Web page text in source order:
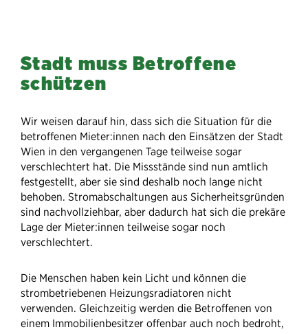
Stadt muss Betroffene
schützen
Wir weisen darauf hin, dass sich die Situation für die
betroffenen Mieter:innen nach den Einsätzen der Stadt
Wien in den vergangenen Tage teilweise sogar
verschlechtert hat. Die Missstände sind nun amtlich
festgestellt, aber sie sind deshalb noch lange nicht
behoben. Stromabschaltungen aus Sicherheitsgründen
sind nachvollziehbar, aber dadurch hat sich die prekäre
Lage der Mieter:innen teilweise sogar noch
verschlechtert.
Die Menschen haben kein Licht und können die
strombetriebenen Heizungsradiatoren nicht
verwenden. Gleichzeitig werden die Betroffenen von
einem Immobilienbesitzer offenbar auch noch bedroht,